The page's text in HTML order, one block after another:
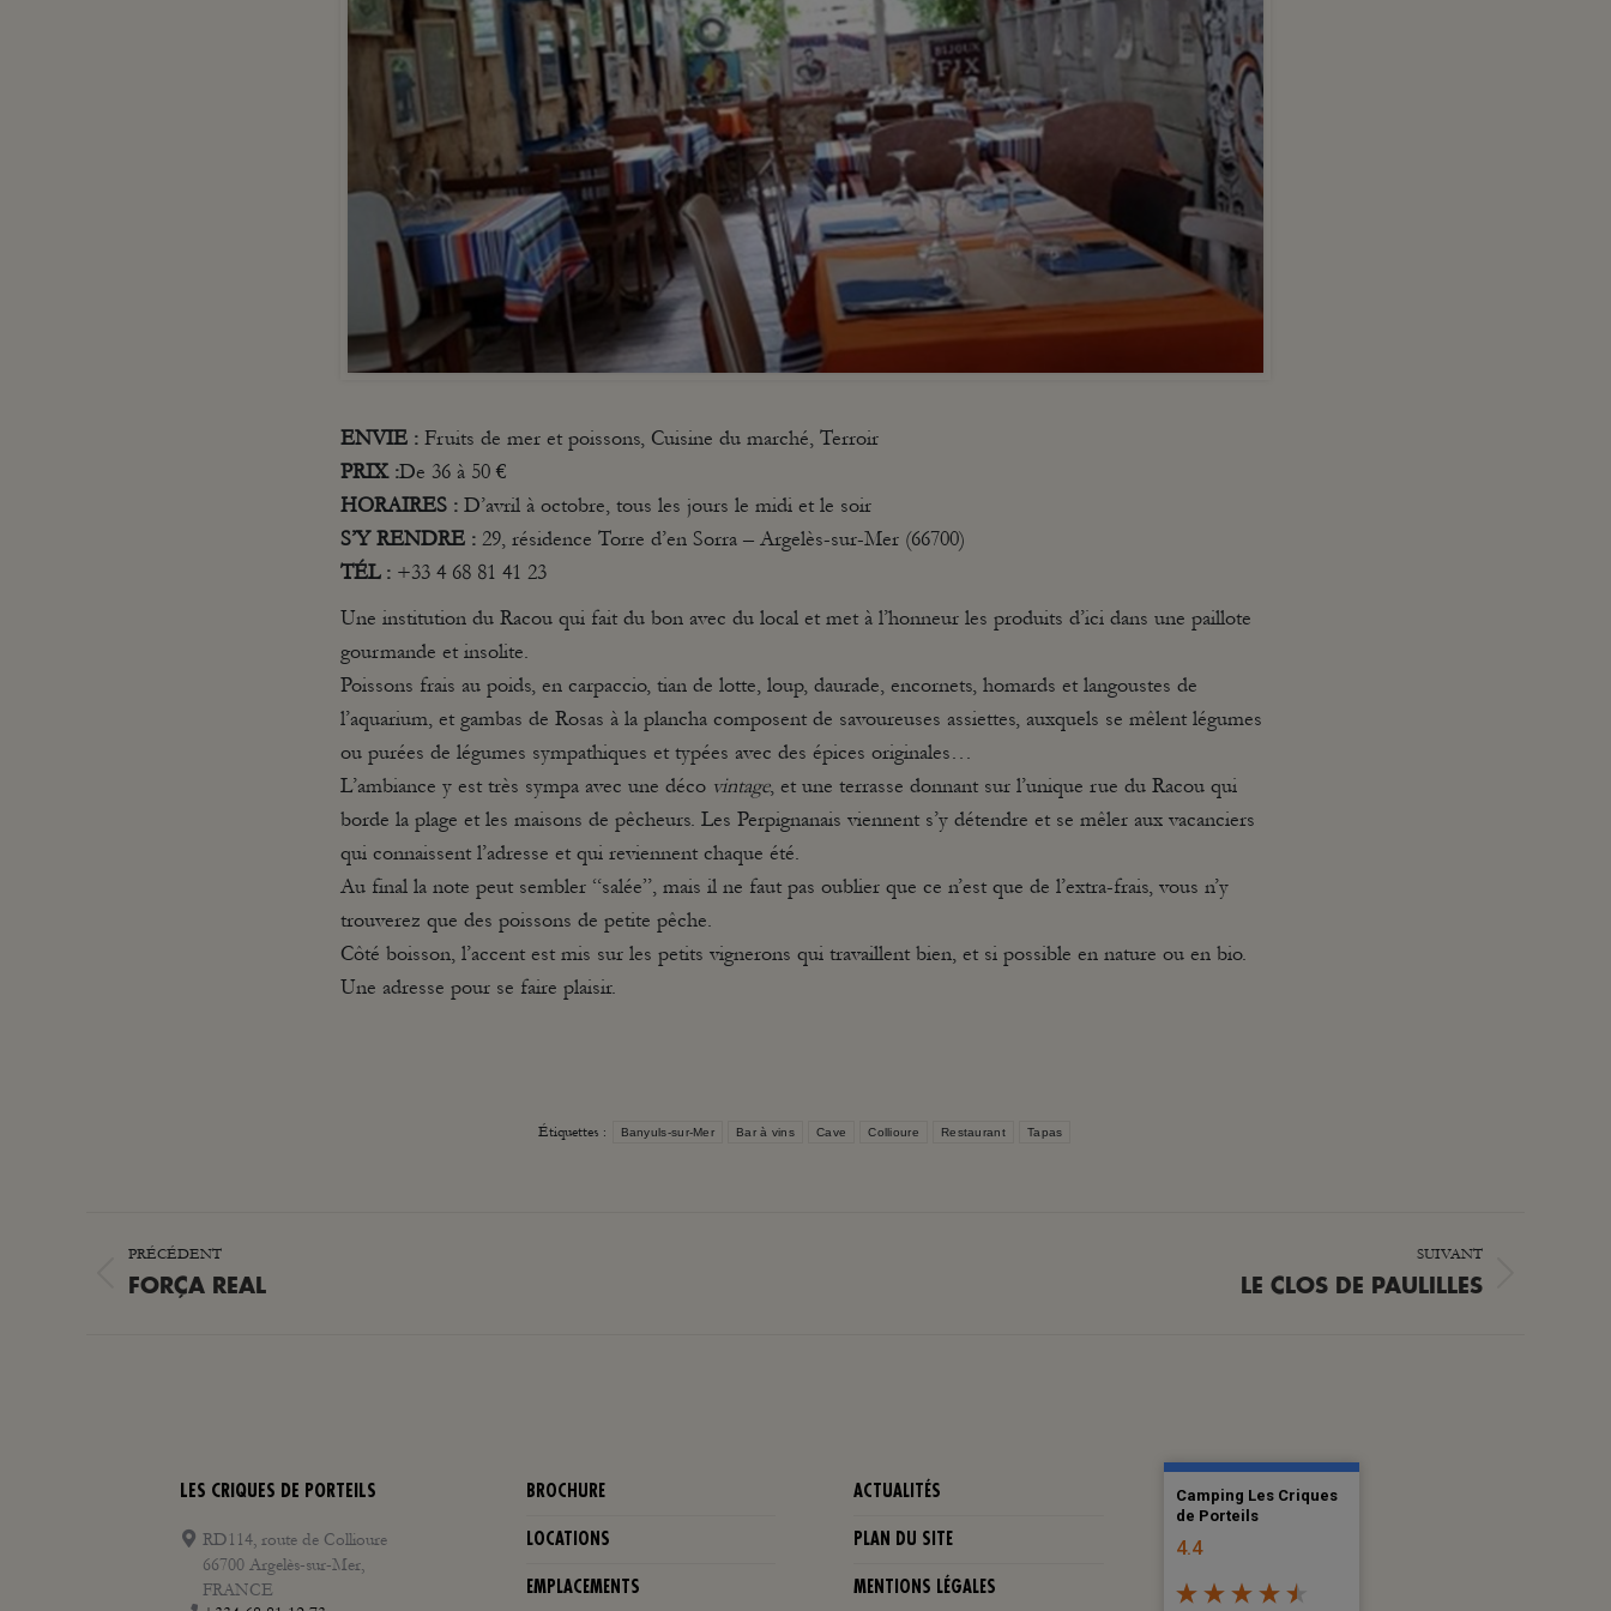
ENVIE :Fruits de mer et poissons, Cuisine du marché, Terroir
PRIX :De 36 à 50 €
HORAIRES :D’avril à octobre, tous les jours le midi et le soir
S’Y RENDRE :29, résidence Torre d’en Sorra – Argelès-sur-Mer (66700)
TÉL :+33 4 68 81 41 23
Une institution du Racou qui fait du bon avec du local et met à l’honneur les produits d’ici dans une paillote
gourmande et insolite.
Poissons frais au poids, en carpaccio, tian de lotte, loup, daurade, encornets, homards et langoustes de
l’aquarium, et gambas de Rosas à la plancha composent de savoureuses assiettes, auxquels se mêlent légumes
ou purées de légumes sympathiques et typées avec des épices originales…
L’ambiance y est très sympa avec une déco vintage, et une terrasse donnant sur l’unique rue du Racou qui
borde la plage et les maisons de pêcheurs. Les Perpignanais viennent s’y détendre et se mêler aux vacanciers
qui connaissent l’adresse et qui reviennent chaque été.
Au final la note peut sembler “salée”, mais il ne faut pas oublier que ce n’est que de l’extra-frais, vous n’y
trouverez que des poissons de petite pêche.
Côté boisson, l’accent est mis sur les petits vignerons qui travaillent bien, et si possible en nature ou en bio.
Une adresse pour se faire plaisir.
Étiquettes : Banyuls-sur-Mer Bar à vins Cave Collioure Restaurant Tapas
ARTICLE
PRÉCÉDENT
Article
FORÇA REAL
SUIVANT
LE CLOS DE PAULILLES
LES CRIQUES DE PORTEILS
RD114, route de Collioure
66700 Argelès-sur-Mer,
FRANCE
BROCHURE
LOCATIONS
EMPLACEMENTS
ACTUALITÉS
PLAN DU SITE
MENTIONS LÉGALES
Camping Les Criques
de Porteils
4.4